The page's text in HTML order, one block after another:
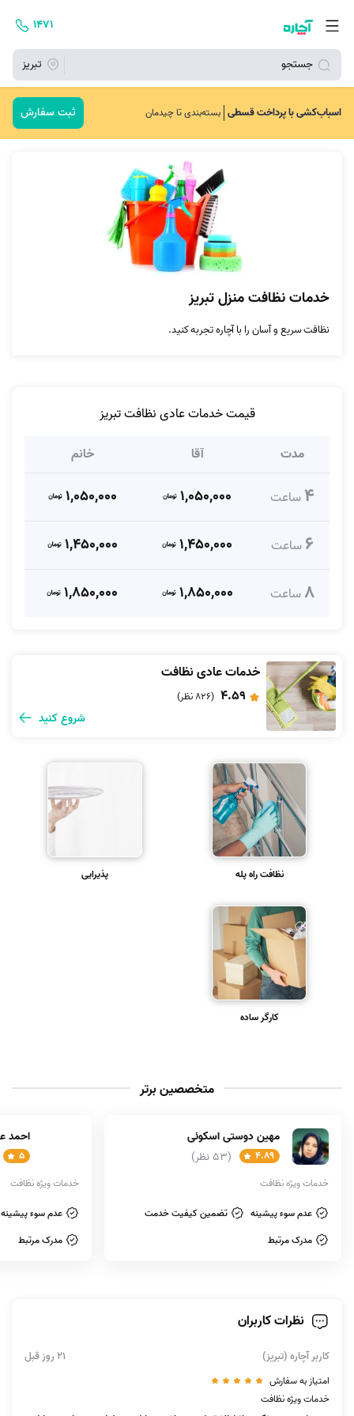
جستجو تبریز
۱۴۷۱
اسباب‌کشی با پرداخت قسطی بسته‌بندی تا چیدمان ثبت سفارش
خدمات نظافت منزل تبریز
نظافت سریع و آسان را با آچاره تجربه کنید.
قیمت خدمات عادی نظافت تبریز
مدت
آقا خانم
4ساعت 1,050,000
1,050,000
6ساعت 1,450,000
1,450,000
8ساعت 1,850,000
1,850,000
خدمات عادی نظافت
4.59 (826 نظر)
شروع کنید
نظافت راه‌ پله پذیرایی
کارگر ساده
متخصصین برتر
مهین دوستی اسکوئی
4.89 (53 نظر)
خدمات ویژه نظافت
عدم سوء پیشینه
تضمین کیفیت خدمت
مدرک مرتبط
احمد
5
خدمات ویژه نظافت
عدم سوء پیشینه
مدرک مرتبط
نظرات کاربران
کاربر آچاره (تبریز) 21 روز قبل
امتیاز به سفارش
خدمات ویژه نظافت